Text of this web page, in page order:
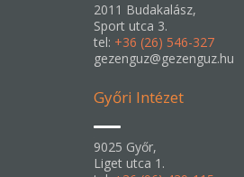
2011 Budakalász,
Sport utca 3.
tel: +36 (26) 546-327
gezenguz@gezenguz.hu
Győri Intézet
9025 Győr,
Liget utca 1.